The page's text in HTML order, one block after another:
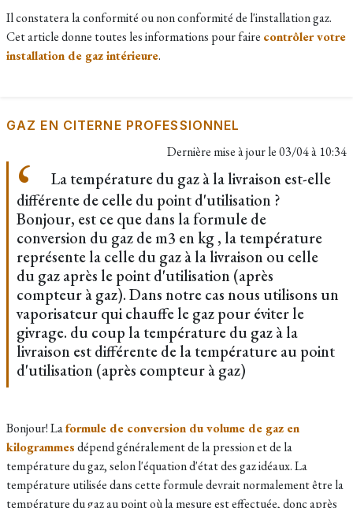
Il constatera la conformité ou non conformité de l'installation gaz.
Cet article donne toutes les informations pour faire contrôler votre
installation de gaz intérieure.
GAZ EN CITERNE PROFESSIONNEL
Dernière mise à jour le03/04 à 10:34
La température du gaz à la livraison est-elle
différente de celle du point d'utilisation ?
Bonjour, est ce que dans la formule de
conversion du gaz de m3 en kg , la température
représente la celle du gaz à la livraison ou celle
du gaz après le point d'utilisation (après
compteur à gaz). Dans notre cas nous utilisons un
vaporisateur qui chauffe le gaz pour éviter le
givrage. du coup la température du gaz à la
livraison est différente de la température au point
d'utilisation (après compteur à gaz)
Bonjour! Laformule de conversion du volume de gaz en
kilogrammesdépend généralement de la pression et de la
température du gaz, selon l'équation d'état des gaz idéaux. La
température utilisée dans cette formule devrait normalement être la
température du gaz au point où la mesure est effectuée, donc après